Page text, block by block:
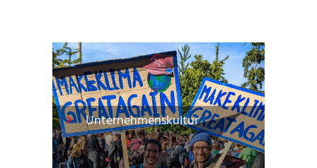
Unternehmenskultur